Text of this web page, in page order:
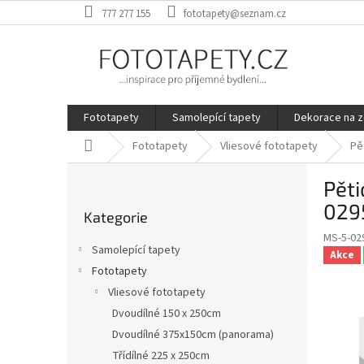
na
777 277 155 fototapety@seznam.cz
Fototapety Samolepící tapety Dekorace na
Domů Fototapety Vliesové fototapety
kategorie
Kategorie
Samolepící tapety
Fototapety
Vliesové fototapety
Dvoudílné 150 x 250cm
Dvoudílné 375x150cm (panorama)
Třídílné 225 x 250cm
MS-5-
Akce